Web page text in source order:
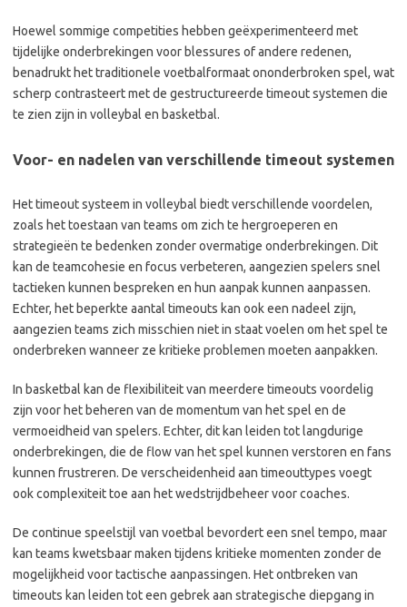
Hoewel sommige competities hebben geëxperimenteerd met
tijdelijke onderbrekingen voor blessures of andere redenen,
benadrukt het traditionele voetbalformaat ononderbroken spel, wat
scherp contrasteert met de gestructureerde timeout systemen die
te zien zijn in volleybal en basketbal.
Voor- en nadelen van verschillende timeout systemen
Het timeout systeem in volleybal biedt verschillende voordelen,
zoals het toestaan van teams om zich te hergroeperen en
strategieën te bedenken zonder overmatige onderbrekingen. Dit
kan de teamcohesie en focus verbeteren, aangezien spelers snel
tactieken kunnen bespreken en hun aanpak kunnen aanpassen.
Echter, het beperkte aantal timeouts kan ook een nadeel zijn,
aangezien teams zich misschien niet in staat voelen om het spel te
onderbreken wanneer ze kritieke problemen moeten aanpakken.
In basketbal kan de flexibiliteit van meerdere timeouts voordelig
zijn voor het beheren van de momentum van het spel en de
vermoeidheid van spelers. Echter, dit kan leiden tot langdurige
onderbrekingen, die de flow van het spel kunnen verstoren en fans
kunnen frustreren. De verscheidenheid aan timeouttypes voegt
ook complexiteit toe aan het wedstrijdbeheer voor coaches.
De continue speelstijl van voetbal bevordert een snel tempo, maar
kan teams kwetsbaar maken tijdens kritieke momenten zonder de
mogelijkheid voor tactische aanpassingen. Het ontbreken van
timeouts kan leiden tot een gebrek aan strategische diepgang in